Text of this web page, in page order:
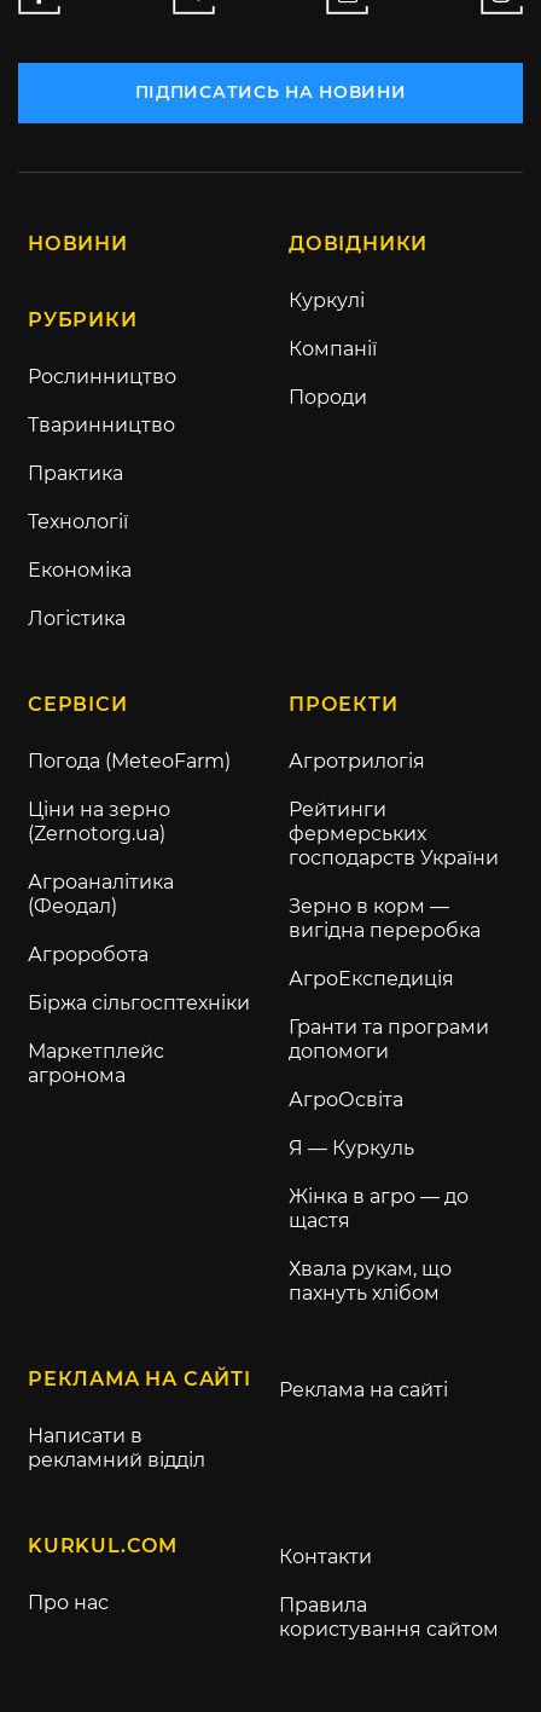
ПІДПИСАТИСЬ НА НОВИНИ
НОВИНИ
РУБРИКИ
Рослинництво
Тваринництво
Практика
Технології
Економіка
Логістика
ДОВІДНИКИ
Куркулі
Компанії
Породи
СЕРВІСИ
Погода (MeteoFarm)
Ціни на зерно
(Zernotorg.ua)
Агроаналітика
(Феодал)
Агроробота
Біржа сільгосптехніки
Маркетплейс
агронома
ПРОЕКТИ
Агротрилогія
Рейтинги
фермерських
господарств України
Зерно в корм —
вигідна переробка
АгроЕкспедиція
Гранти та програми
допомоги
АгроОсвіта
Я — Куркуль
Жінка в агро — до
щастя
Хвала рукам, що
пахнуть хлібом
РЕКЛАМА НА САЙТІ
Написати в
рекламний відділ
Реклама на сайті
KURKUL.COM
Про нас
Контакти
Правила
користування сайтом